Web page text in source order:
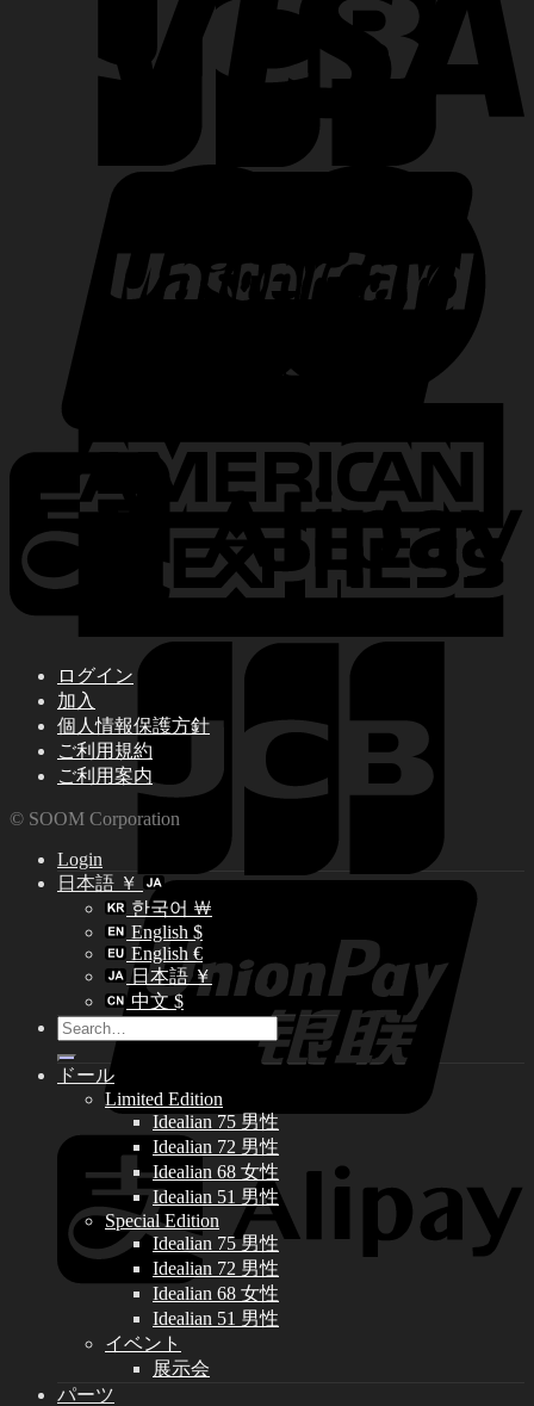
ログイン
加入
個人情報保護方針
ご利用規約
ご利用案内
© SOOM Corporation
Login
日本語 ￥
한국어 ￦
English $
English €
日本語 ￥
中文 $
Search
for:
ドール
Limited Edition
Idealian 75 男性
Idealian 72 男性
Idealian 68 女性
Idealian 51 男性
Special Edition
Idealian 75 男性
Idealian 72 男性
Idealian 68 女性
Idealian 51 男性
イベント
展示会
パーツ